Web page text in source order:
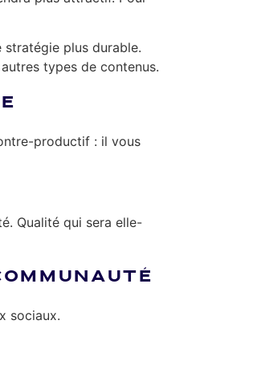
plus durable.
types de contenus.
productif : il vous
Qualité qui sera elle-
sociaux.